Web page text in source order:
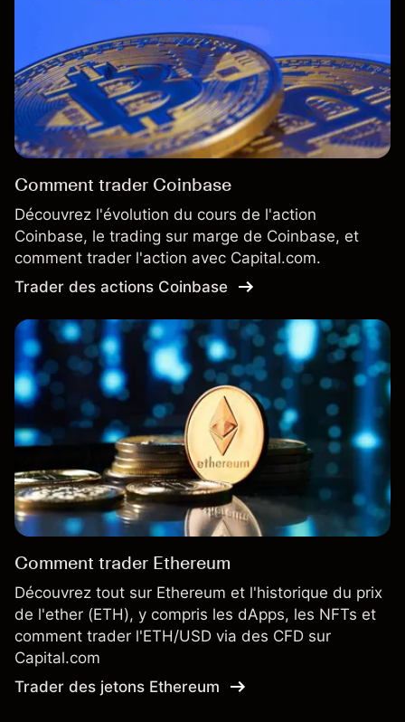
Comment trader Coinbase
Découvrez l'évolution du cours de l'action
Coinbase, le trading sur marge de Coinbase, et
comment trader l'action avec Capital.com.
Trader des actions Coinbase
Comment trader Ethereum
Découvrez tout sur Ethereum et l'historique du prix
de l'ether (ETH), y compris les dApps, les NFTs et
comment trader l'ETH/USD via des CFD sur
Capital.com
Trader des jetons Ethereum